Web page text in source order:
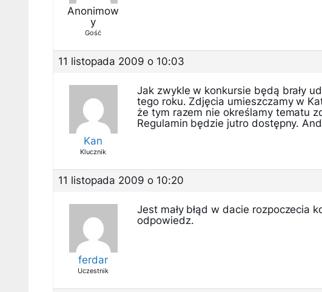
Anonimow
y
Gość
11 listopada 2009 o 10:03
Kan
Klucznik
Jak zwykle w konkursie będą brały
tego roku. Zdjęcia umieszczamy w
że tym razem nie określamy tematu
Regulamin będzie jutro dostępny.
11 listopada 2009 o 10:20
ferdar
Uczestnik
Jest mały błąd w dacie rozpoczecia
odpowiedz.